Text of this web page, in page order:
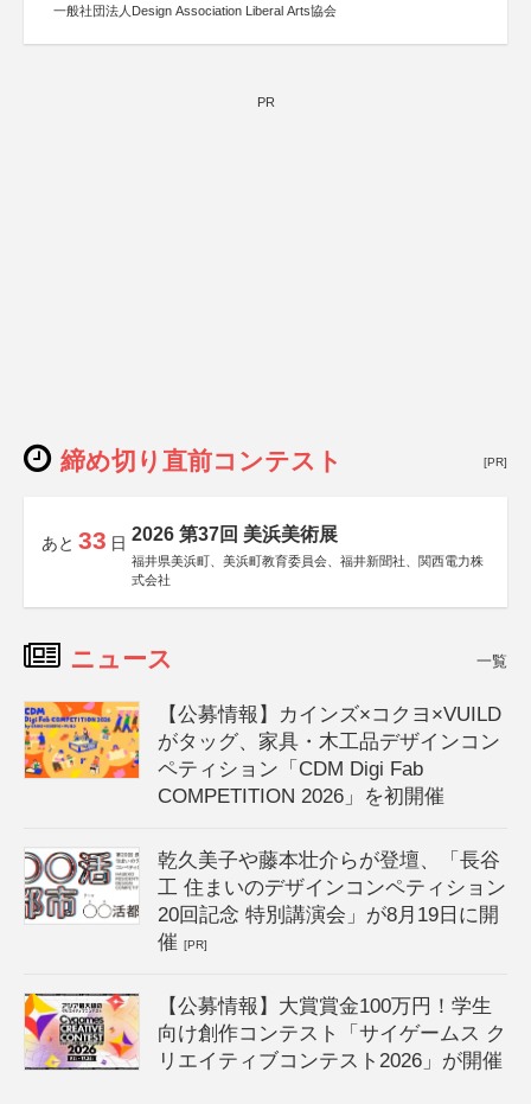
一般社団法人Design Association Liberal Arts協会
PR
締め切り直前コンテスト [PR]
あと 33 日 2026 第37回 美浜美術展
福井県美浜町、美浜町教育委員会、福井新聞社、関西電力株
式会社
ニュース 一覧
【公募情報】カインズ×コクヨ×VUILD
がタッグ、家具・木工品デザインコン
ペティション「CDM Digi Fab
COMPETITION 2026」を初開催
乾久美子や藤本壮介らが登壇、「長谷
工 住まいのデザインコンペティション
20回記念 特別講演会」が8月19日に開
催[PR]
【公募情報】大賞賞金100万円！学生
向け創作コンテスト「サイゲームス ク
リエイティブコンテスト2026」が開催